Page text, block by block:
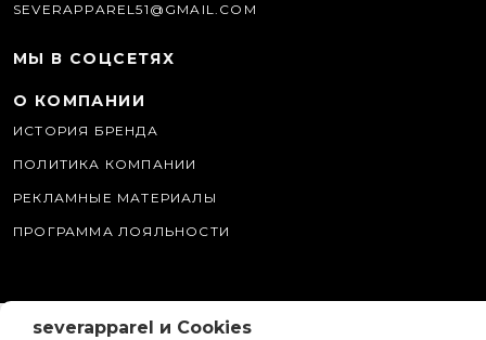
SEVERAPPAREL51@GMAIL.COM
МЫ В СОЦСЕТЯХ
О КОМПАНИИ
ИСТОРИЯ БРЕНДА
ПОЛИТИКА КОМПАНИИ
РЕКЛАМНЫЕ МАТЕРИАЛЫ
ПРОГРАММА ЛОЯЛЬНОСТИ
severapparel и Cookies